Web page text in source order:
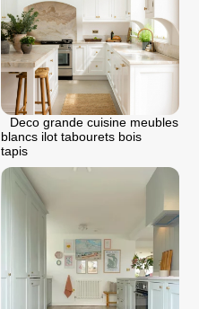
Deco grande cuisine meubles
blancs ilot tabourets bois
tapis